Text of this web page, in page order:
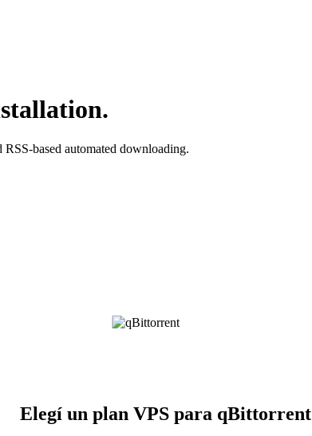
based automated downloading.
Elegí un plan VPS para qBittorrent